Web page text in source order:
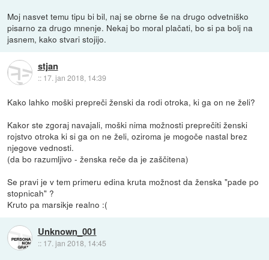
Moj nasvet temu tipu bi bil, naj se obrne še na drugo odvetniško
pisarno za drugo mnenje. Nekaj bo moral plačati, bo si pa bolj na
jasnem, kako stvari stojijo.
stjan
:: 17. jan 2018, 14:39
Kako lahko moški prepreči ženski da rodi otroka, ki ga on ne želi?
Kakor ste zgoraj navajali, moški nima možnosti preprečiti ženski
rojstvo otroka ki si ga on ne želi, oziroma je mogoče nastal brez
njegove vednosti.
(da bo razumljivo - ženska reče da je zaščitena)
Se pravi je v tem primeru edina kruta možnost da ženska "pade po
stopnicah" ?
Kruto pa marsikje realno :(
Unknown_001
:: 17. jan 2018, 14:45